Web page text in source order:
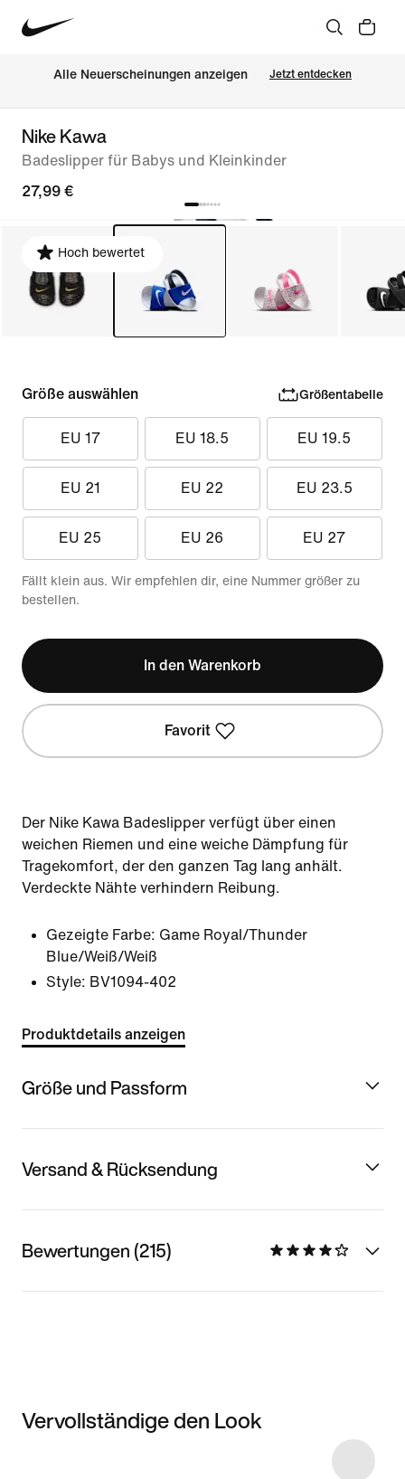
Alle Neuerscheinungen anzeigen Jetzt entdecken
Nike Kawa
Badeslipper für Babys und Kleinkinder
27,99 €
Hoch bewertet
Größe auswählen Größentabelle
EU 17 EU 18.5 EU 19.5
EU 21 EU 22 EU 23.5
EU 25 EU 26 EU 27
Fällt klein aus. Wir empfehlen dir, eine Nummer größer zu
bestellen.
In den Warenkorb
Favorit
Der Nike Kawa Badeslipper verfügt über einen
weichen Riemen und eine weiche Dämpfung für
Tragekomfort, der den ganzen Tag lang anhält.
Verdeckte Nähte verhindern Reibung.
Gezeigte Farbe: Game Royal/Thunder
Blue/Weiß/Weiß
Style: BV1094-402
Produktdetails anzeigen
Größe und Passform
Versand & Rücksendung
Bewertungen (215)
Vervollständige den Look